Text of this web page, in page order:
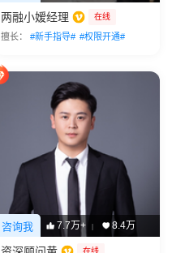
两融小嫒经理 在线
擅长： #新手指导# #权限开通#
咨询我 7.7万+ | 8.4万